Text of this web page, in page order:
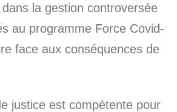
la gestion controversée
au programme Force Covid-
face aux conséquences de
justice est compétente pour